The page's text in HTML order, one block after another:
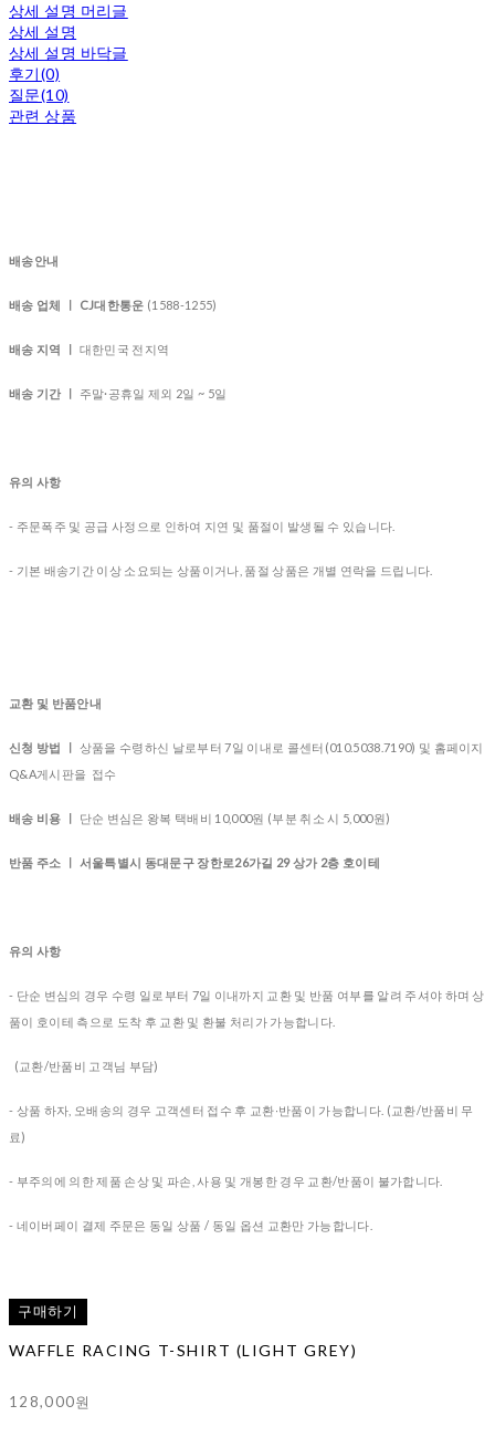
상세 설명 머리글
상세 설명
상세 설명 바닥글
후기(0)
질문(10)
관련 상품
배송안내
배송 업체 ㅣ CJ대한통운 (1588-1255)
배송 지역 ㅣ 대한민국 전지역
배송 기간 ㅣ 주말·공휴일 제외 2일 ~ 5일
유의 사항
- 주문폭주 및 공급 사정으로 인하여 지연 및 품절이 발생될 수 있습니다.
- 기본 배송기간 이상 소요되는 상품이거나, 품절 상품은 개별 연락을 드립니다.
교환 및 반품안내
신청 방법 ㅣ 상품을 수령하신 날로부터 7일 이내로 콜센터(010.5038.7190) 및 홈페이지
Q&A게시판을 접수
배송 비용 ㅣ 단순 변심은 왕복 택배비 10,000원 (부분 취소 시 5,000원)
반품 주소 ㅣ 서울특별시 동대문구 장한로26가길 29 상가 2층 호이테
유의 사항
- 단순 변심의 경우 수령 일로부터 7일 이내까지 교환 및 반품 여부를 알려 주셔야 하며 상
품이 호이테 측으로 도착 후 교환 및 환불 처리가 가능합니다.
(교환/반품비 고객님 부담)
- 상품 하자, 오배송의 경우 고객센터 접수 후 교환∙반품이 가능합니다. (교환/반품비 무
료)
- 부주의에 의한 제품 손상 및 파손, 사용 및 개봉한 경우 교환/반품이 불가합니다.
- 네이버페이 결제 주문은 동일 상품 / 동일 옵션 교환만 가능합니다.
구매하기
WAFFLE RACING T-SHIRT (LIGHT GREY)
128,000원